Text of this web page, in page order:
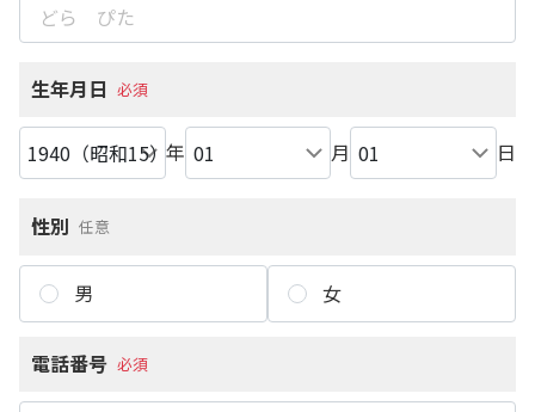
生年月日 必須
年 月 日
性別 任意
男 女
電話番号 必須